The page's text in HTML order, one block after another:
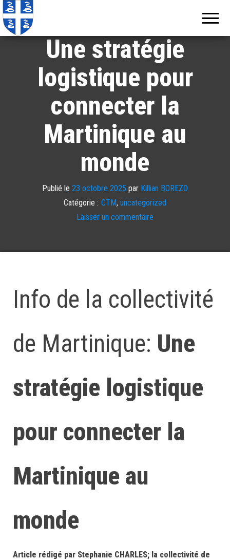
Une stratégie
logistique pour
connecter la
Martinique au
monde
Publié le 23 octobre 2025 par Killian BOREZO
Catégorie : CTM, uncategorized
Laisser un commentaire
Info de la collectivité
de Martinique: Une
stratégie logistique
pour connecter la
Martinique au
monde
Article rédigé par Stephanie CHARLES; la collectivité de